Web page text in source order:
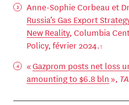
Anne-Sophie Corbeau et
Russia’s Gas Export
New Reality, Columbia
Policy, février 2024.
«Gazprom posts net loss
amounting to $6.8 bln»,